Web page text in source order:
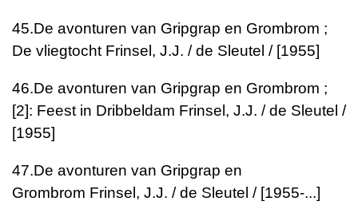
45.De avonturen van Gripgrap en Grombrom ;
De vliegtocht Frinsel, J.J. / de Sleutel / [1955]
46.De avonturen van Gripgrap en Grombrom ;
[2]: Feest in Dribbeldam Frinsel, J.J. / de Sleutel /
[1955]
47.De avonturen van Gripgrap en
Grombrom Frinsel, J.J. / de Sleutel / [1955-...]